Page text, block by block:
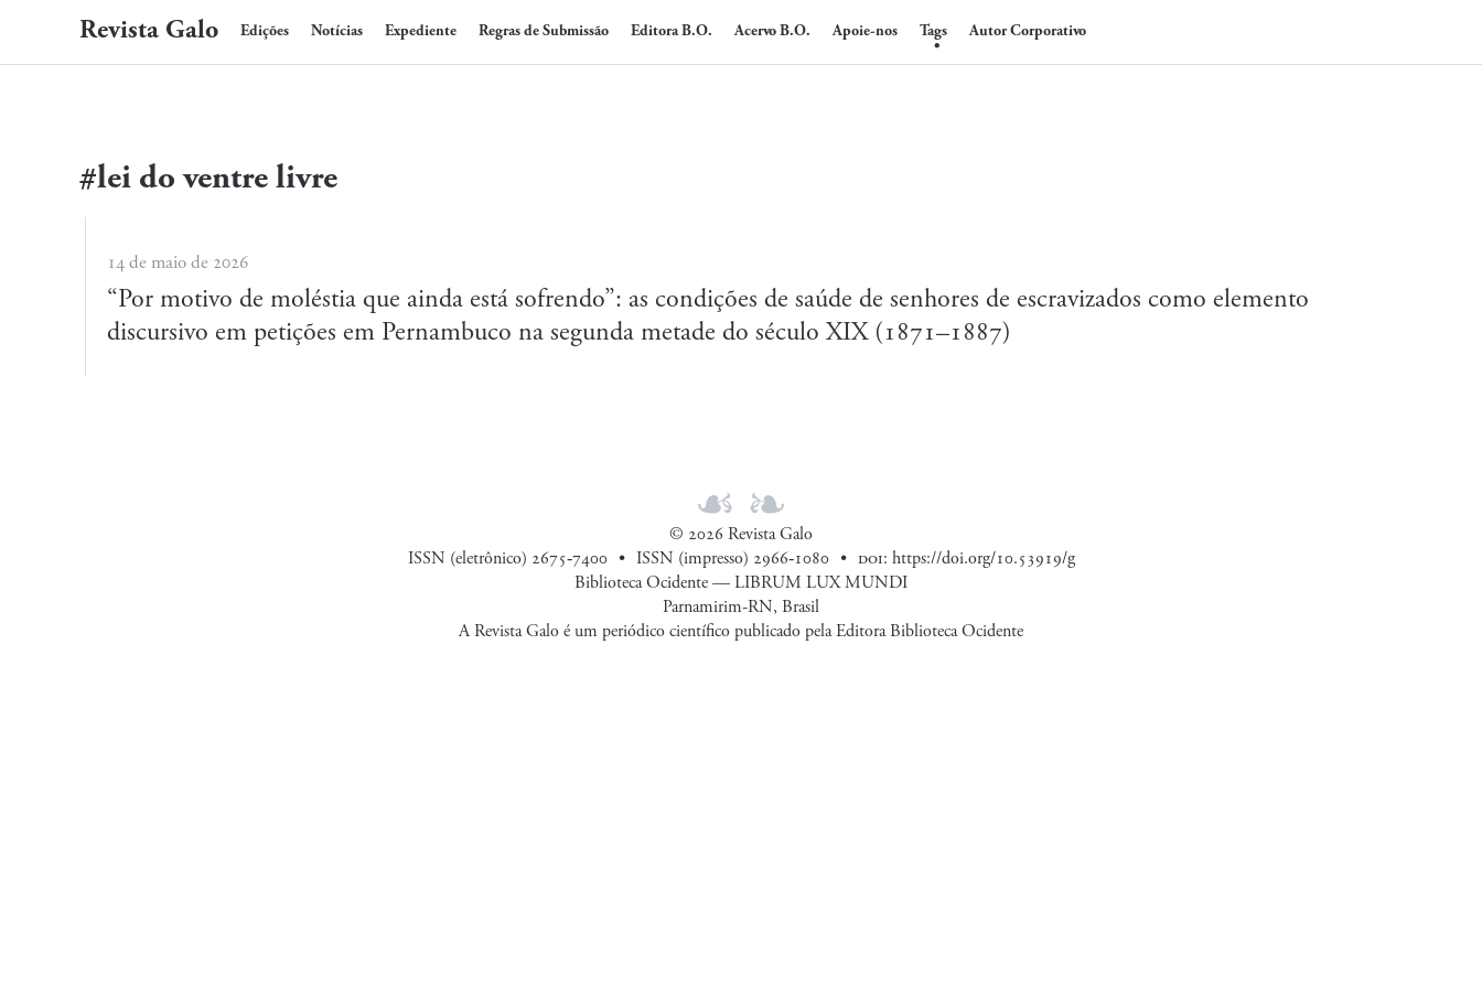
Revista Galo Edições Notícias Expediente Regras de Submissão Editora B.O. Acervo B.O. Apoie-nos Tags Autor Corporativo
#lei do ventre livre
14 de maio de 2026
“Por motivo de moléstia que ainda está sofrendo”: as condições de saúde de senhores de escravizados como elemento
discursivo em petições em Pernambuco na segunda metade do século XIX (1871–1887)
© 2026 Revista Galo
ISSN (eletrônico) 2675‑7400
ISSN (impresso) 2966‑1080 doi: https://doi.org/10.53919/g
Biblioteca Ocidente — LIBRUM LUX MUNDI
Parnamirim-RN, Brasil
A Revista Galo é um periódico científico publicado pela Editora Biblioteca Ocidente